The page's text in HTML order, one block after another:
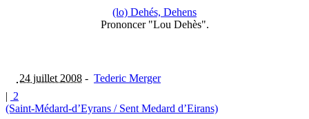
(lo) Dehés, Dehens
Prononcer "Lou Dehès".
24 juillet 2008 - Tederic Merger
| 2
(Saint-Médard-d’Eyrans / Sent Medard d’Eirans)